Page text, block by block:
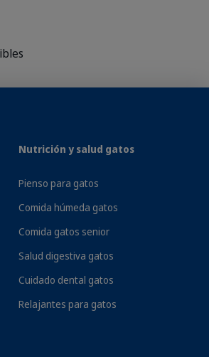
Nutrición y salud gatos
Pienso para gatos
Comida húmeda gatos
Comida gatos senior
Salud digestiva gatos
Cuidado dental gatos
Relajantes para gatos